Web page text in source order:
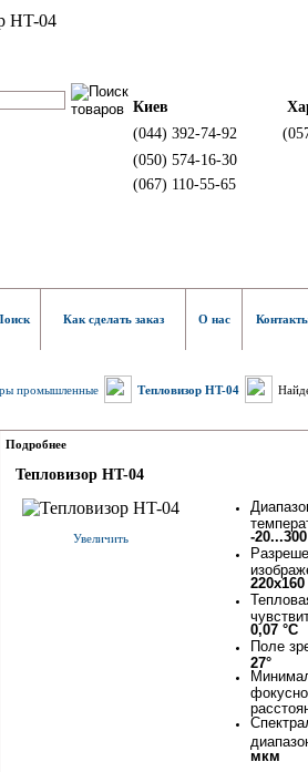
Киев
(044) 392-74-92
(050) 574-16-30
(067) 110-55-65
Как сделать заказ О нас
промышленные Тепловизор HT-04
Подробнее
Тепловизор HT-04
Увеличить
-
220х160
0,07 °C
Поле
27°
мкм